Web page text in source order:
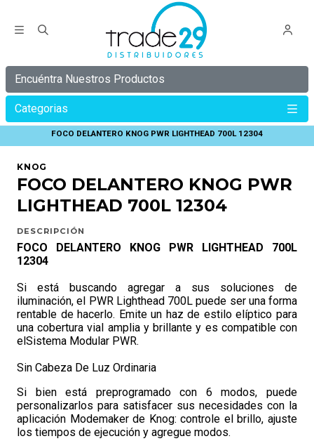
Encuéntra Nuestros Productos
Categorias
FOCO DELANTERO KNOG PWR LIGHTHEAD 700L 12304
KNOG
FOCO DELANTERO KNOG PWR
LIGHTHEAD 700L 12304
DESCRIPCIÓN
FOCO DELANTERO KNOG PWR LIGHTHEAD 700L
12304
Si está buscando agregar a sus soluciones de
iluminación, el PWR Lighthead 700L puede ser una forma
rentable de hacerlo. Emite un haz de estilo elíptico para
una cobertura vial amplia y brillante y es compatible con
elSistema Modular PWR.
Sin Cabeza De Luz Ordinaria
Si bien está preprogramado con 6 modos, puede
personalizarlos para satisfacer sus necesidades con la
aplicación Modemaker de Knog: controle el brillo, ajuste
los tiempos de ejecución y agregue modos.